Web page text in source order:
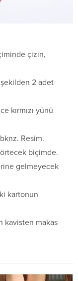
çizin,
şekilden 2 adet
kırmızı yünü
Resim.
örtecek biçimde.
gelmeyecek
kartonun
kavisten makas